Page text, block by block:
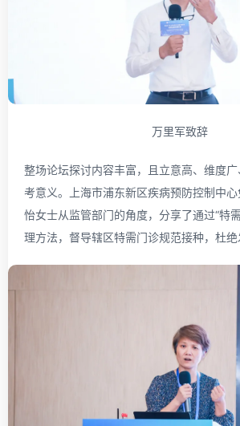
万里军致辞
整场论坛探讨内容丰富，且立意高、维度
考意义。上海市浦东新区疾病预防控制中
怡女士从监管部门的角度，分享了通过“特
理方法，督导辖区特需门诊规范接种，杜绝